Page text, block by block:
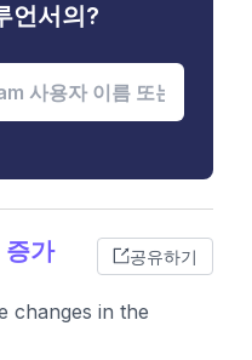
언서의?
가 공유하기
changes in the